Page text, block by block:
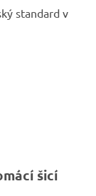
standard v
šicí